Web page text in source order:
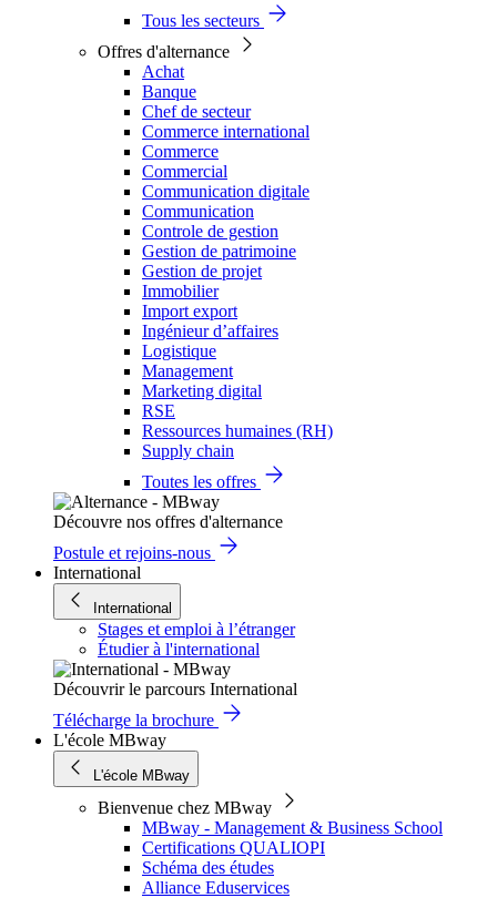
Tous les secteurs
Offres d'alternance
Achat
Banque
Chef de secteur
Commerce international
Commerce
Commercial
Communication digitale
Communication
Controle de gestion
Gestion de patrimoine
Gestion de projet
Immobilier
Import export
Ingénieur d’affaires
Logistique
Management
Marketing digital
RSE
Ressources humaines (RH)
Supply chain
Toutes les offres
Découvre nos offres d'alternance
Postule et rejoins-nous
International
International
Stages et emploi à l’étranger
Étudier à l'international
Découvrir le parcours International
Télécharge la brochure
L'école MBway
L'école MBway
Bienvenue chez MBway
MBway - Management & Business School
Certifications QUALIOPI
Schéma des études
Alliance Eduservices